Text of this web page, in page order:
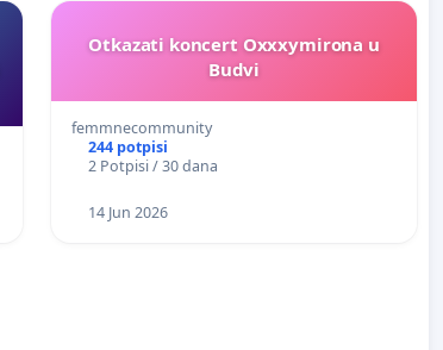
Otkazati koncert Oxxxymirona u
Budvi
femmnecommunity
244 potpisi
2 Potpisi / 30 dana
14 Jun 2026